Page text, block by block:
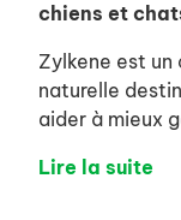
chiens et
Zylkene est un
naturelle
aider à mieux
Lire la suite